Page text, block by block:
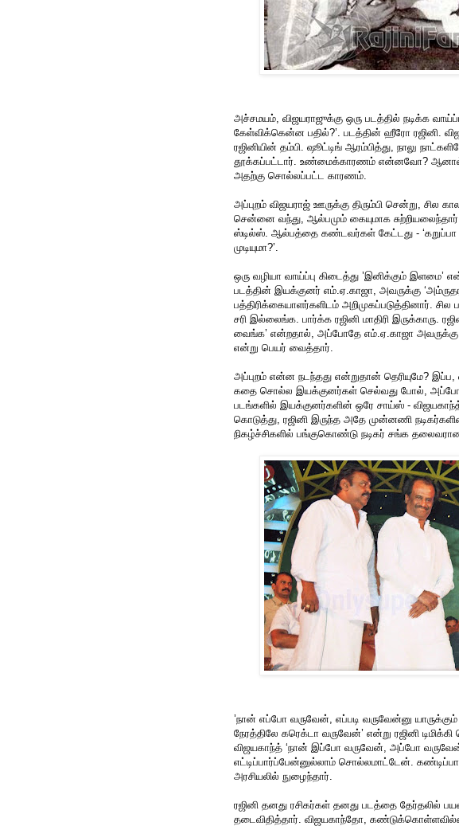
அச்சமயம், விஜயராஜுக்கு ஒரு படத்தில் நடிக்க
கேள்விக்கென்ன பதில்?’. படத்தின் ஹீரோ ரஜினி.
ரஜினியின் தம்பி. ஷூட்டிங் ஆரம்பித்து, நாலு
தூக்கப்பட்டார். உண்மைக்காரணம் என்னவோ? ஆனால்,
அதற்கு சொல்லப்பட்ட காரணம்.
அப்புறம் விஜயராஜ் ஊருக்கு திரும்பி சென்று, சில
சென்னை வந்து, ஆல்பமும் கையுமாக
ஸ்டில்ஸ். ஆல்பத்தை கண்டவர்கள் கேட்டது - ‘கறுப்பா
முடியுமா?’.
ஒரு வழியா வாய்ப்பு கிடைத்து ’இனிக்கும் இளமை’
படத்தின் இயக்குனர் எம்.ஏ.காஜா, அவருக்கு
பத்திரிக்கையாளர்களிடம் அறிமுகப்படுத்தினார்.
சரி இல்லைங்க. பார்க்க ரஜினி மாதிரி இருக்காரு.
வைங்க’ என்றதால், அப்போதே எம்.ஏ.காஜா அவருக்கு
என்று பெயர் வைத்தார்.
அப்புறம் என்ன நடந்தது என்றுதான் தெரியுமே? இப்ப,
கதை சொல்ல இயக்குனர்கள் செல்வது போல்,
படங்களில் இயக்குனர்களின் ஒரே சாய்ஸ் -
கொடுத்து, ரஜினி இருந்த அதே முன்னணி
நிகழ்ச்சிகளில் பங்குகொண்டு நடிகர் சங்க
’நான் எப்போ வருவேன், எப்படி வருவேன்னு
நேரத்திலே கரெக்டா வருவேன்’ என்று ரஜினி
விஜயகாந்த் ‘நான் இப்போ வருவேன், அப்போ
எட்டிப்பார்ப்பேன்னுல்லாம் சொல்லமாட்டேன்.
அரசியலில் நுழைந்தார்.
ரஜினி தனது ரசிகர்கள் தனது படத்தை தேர்தலில்
தடைவிதித்தார். விஜயகாந்தோ,